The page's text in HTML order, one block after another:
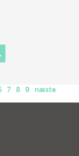
7 8 9 næste